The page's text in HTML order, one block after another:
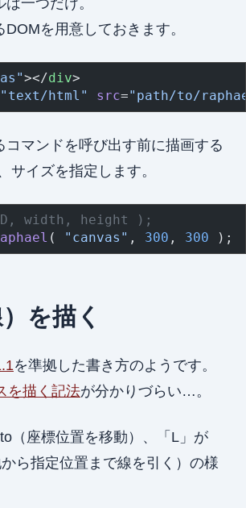
DOMを用意しておきます。
></div>
"text/html" src="path/to/
コマンドを呼び出す前に描画する
サイズを指定します。
width, height );
( "canvas" , 300 , 300 );
を描く
を準拠した書き方のようです。
を描く記法が分かりづらい…。
to（座標位置を移動）、「L」が
ら指定位置まで線を引く）の様